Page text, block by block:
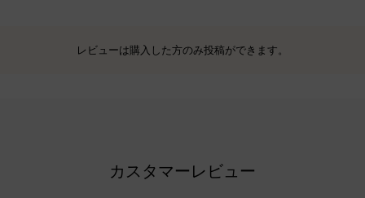
レビューは購入した方のみ投稿ができます。
カスタマーレビュー